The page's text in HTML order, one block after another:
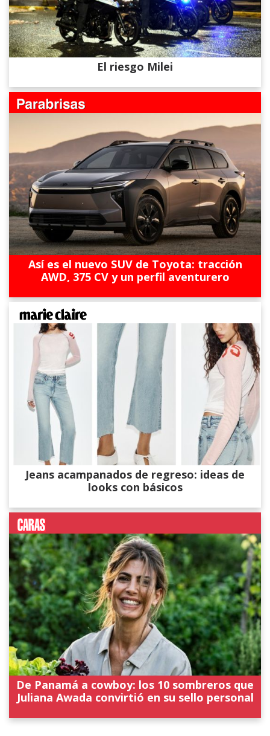
El riesgo Milei
Así es el nuevo SUV de Toyota: tracción
AWD, 375 CV y un perfil aventurero
Jeans acampanados de regreso: ideas de
looks con básicos
De Panamá a cowboy: los 10 sombreros que
Juliana Awada convirtió en su sello personal